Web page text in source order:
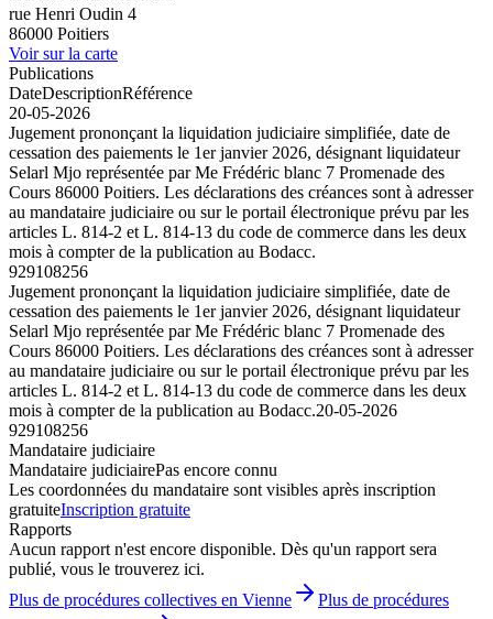
rue Henri Oudin 4
86000 Poitiers
Voir sur la carte
Publications
DateDescriptionRéférence
20-05-2026
Jugement prononçant la liquidation judiciaire simplifiée, date de
cessation des paiements le 1er janvier 2026, désignant liquidateur
Selarl Mjo représentée par Me Frédéric blanc 7 Promenade des
Cours 86000 Poitiers. Les déclarations des créances sont à adresser
au mandataire judiciaire ou sur le portail électronique prévu par les
articles L. 814-2 et L. 814-13 du code de commerce dans les deux
mois à compter de la publication au Bodacc.
929108256
Jugement prononçant la liquidation judiciaire simplifiée, date de
cessation des paiements le 1er janvier 2026, désignant liquidateur
Selarl Mjo représentée par Me Frédéric blanc 7 Promenade des
Cours 86000 Poitiers. Les déclarations des créances sont à adresser
au mandataire judiciaire ou sur le portail électronique prévu par les
articles L. 814-2 et L. 814-13 du code de commerce dans les deux
mois à compter de la publication au Bodacc.20-05-2026
929108256
Mandataire judiciaire
Mandataire judiciairePas encore connu
Les coordonnées du mandataire sont visibles après inscription
gratuiteInscription gratuite
Rapports
Aucun rapport n'est encore disponible. Dès qu'un rapport sera
publié, vous le trouverez ici.
Plus de procédures collectives en Vienne
Plus de procédures